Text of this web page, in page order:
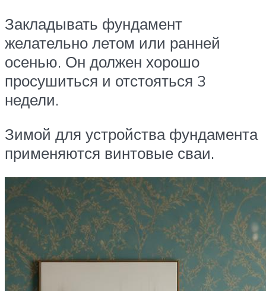
Закладывать фундамент
желательно летом или ранней
осенью. Он должен хорошо
просушиться и отстояться 3
недели.
Зимой для устройства фундамента
применяются винтовые сваи.